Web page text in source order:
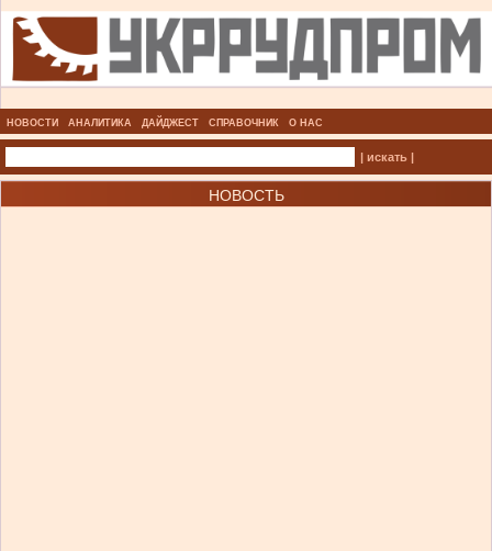
НОВОСТИ АНАЛИТИКА ДАЙДЖЕСТ СПРАВОЧНИК О НАС
| искать |
НОВОСТЬ